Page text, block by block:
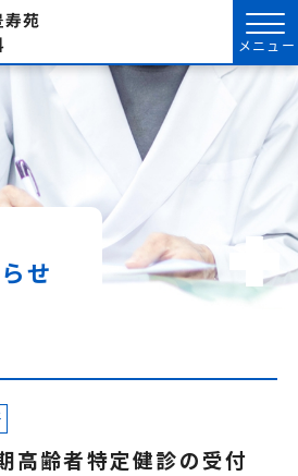
メニュー
せ
高齢者特定健診の受付